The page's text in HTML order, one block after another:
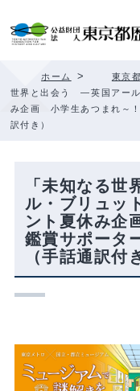
ッ
ホーム > 東京
世界と出会う —英国アール
み企画 小学生あつまれ～
訳付き）
「未知なる
ル・ブリュッ
ント夏休み企
鑑賞サポータ
（手話通訳付